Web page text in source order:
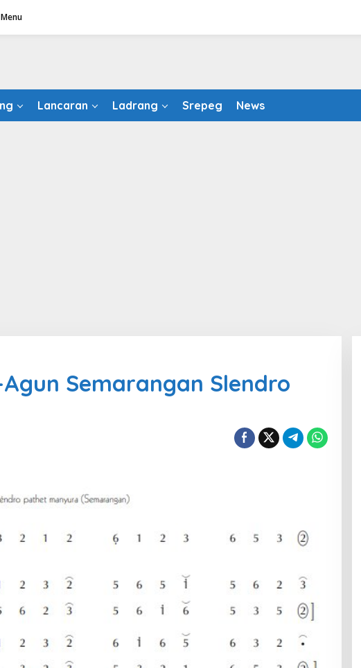
Lancaran Ladrang Srepeg News
Semarangan Slendro